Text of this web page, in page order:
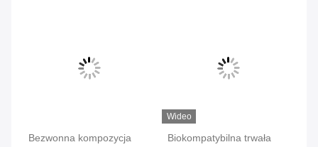
Bezwonna kompozycja
Wideo
Biokompatybilna trwała